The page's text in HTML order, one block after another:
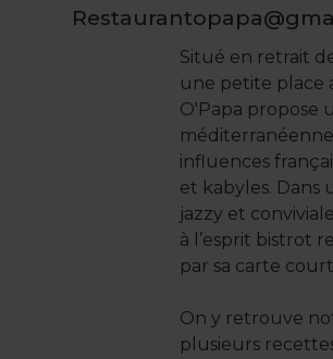
Situé en retrait
une petite place
O'Papa propose
influences
et kabyles. Dans
jazzy et
à l’esprit bistrot
par sa carte
On y retrouve
plusieurs